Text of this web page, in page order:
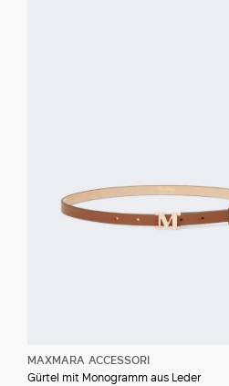
MAXMARA ACCESSORI
Gürtel mit Monogramm aus Leder